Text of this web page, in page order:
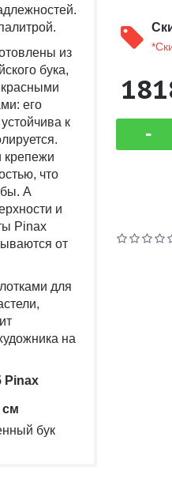
из
бука,
его
к
крепежи
что
А
и
Pinax
от
для
на
Pinax
см
бук
-